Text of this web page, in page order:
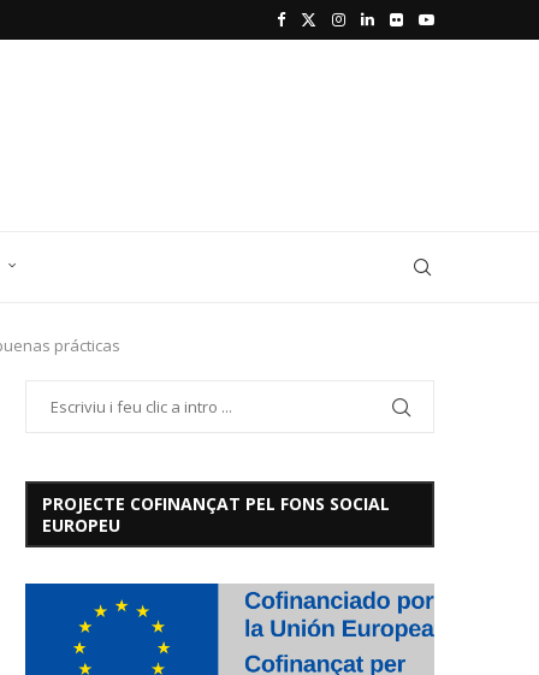
prácticas
PROJECTE COFINANÇAT PEL FONS SOCIAL
EUROPEU